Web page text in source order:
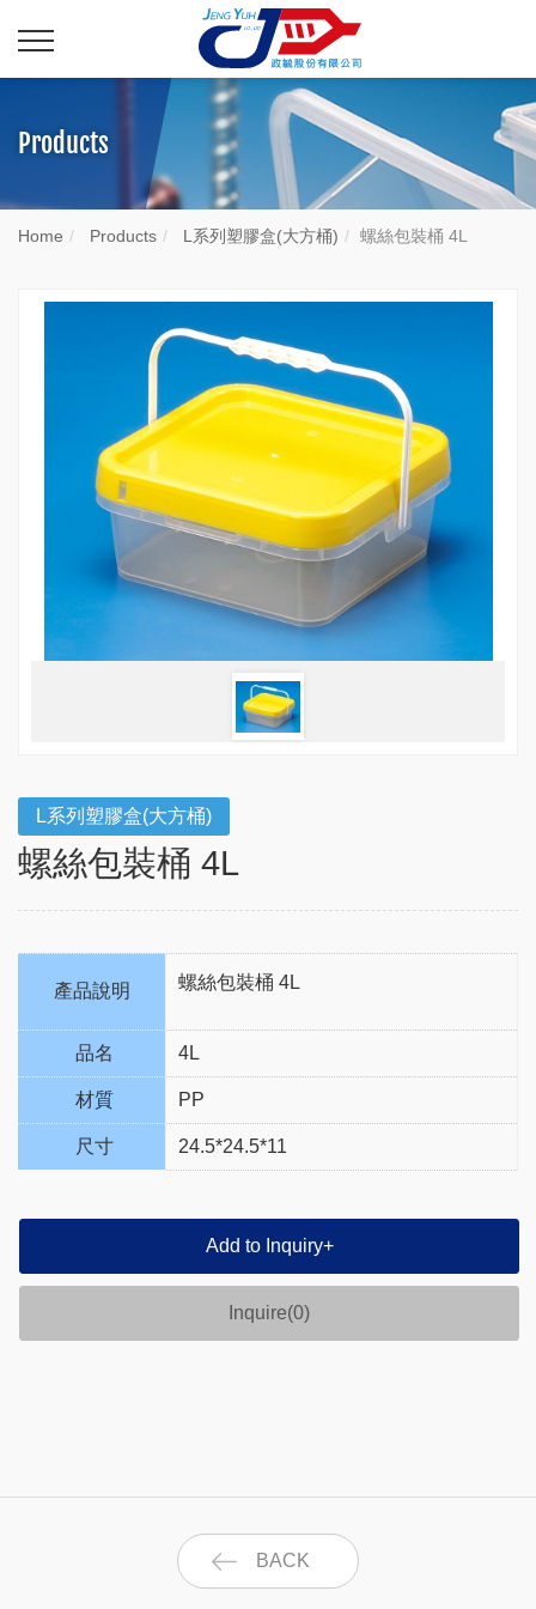
Products
Home Products L系列塑膠盒(大方桶) 螺絲包裝桶 4L
L系列塑膠盒(大方桶)
螺絲包裝桶 4L
產品說明 螺絲包裝桶 4L
品名 4L
材質 PP
尺寸 24.5*24.5*11
Add to Inquiry+
Inquire(0)
BACK